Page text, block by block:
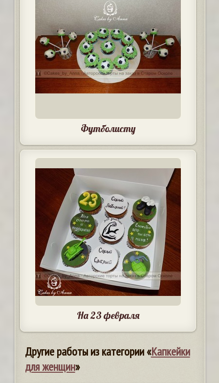
Футболисту
На 23 февраля
Другие работы из категории «Капкейки
для женщин»